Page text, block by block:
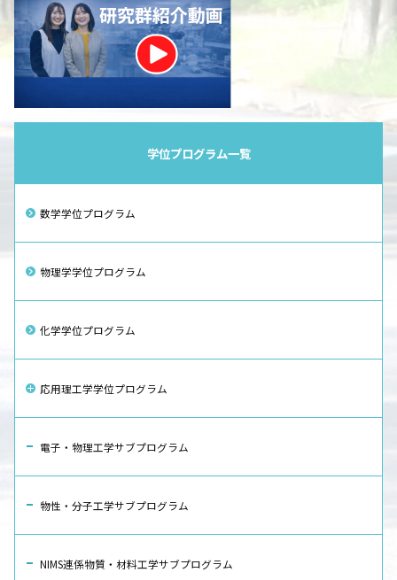
学位プログラム一覧
数学学位プログラム
物理学学位プログラム
化学学位プログラム
応用理工学学位プログラム
電子・物理工学サブプログラム
物性・分子工学サブプログラム
NIMS連係物質・材料工学サブプログラム